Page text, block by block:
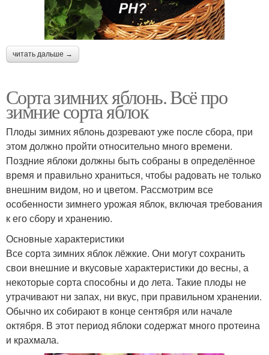
читать дальше →
Сорта зимних яблонь. Всё про
зимние сорта яблок
Плоды зимних яблонь дозревают уже после сбора, при
этом должно пройти относительно много времени.
Поздние яблоки должны быть собраны в определённое
время и правильно храниться, чтобы радовать не только
внешним видом, но и цветом. Рассмотрим все
особенности зимнего урожая яблок, включая требования
к его сбору и хранению.
Основные характеристики
Все сорта зимних яблок лёжкие. Они могут сохранить
свои внешние и вкусовые характеристики до весны, а
некоторые сорта способны и до лета. Такие плоды не
утрачивают ни запах, ни вкус, при правильном хранении.
Обычно их собирают в конце сентября или начале
октября. В этот период яблоки содержат много протеина
и крахмала.